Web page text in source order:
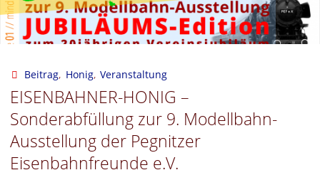
Beitrag, Honig, Veranstaltung
EISENBAHNER-HONIG –
Sonderabfüllung zur 9. Modellbahn-
Ausstellung der Pegnitzer
Eisenbahnfreunde e.V.